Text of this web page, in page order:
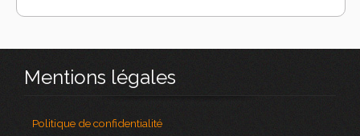
Mentions légales
Politique de confidentialité